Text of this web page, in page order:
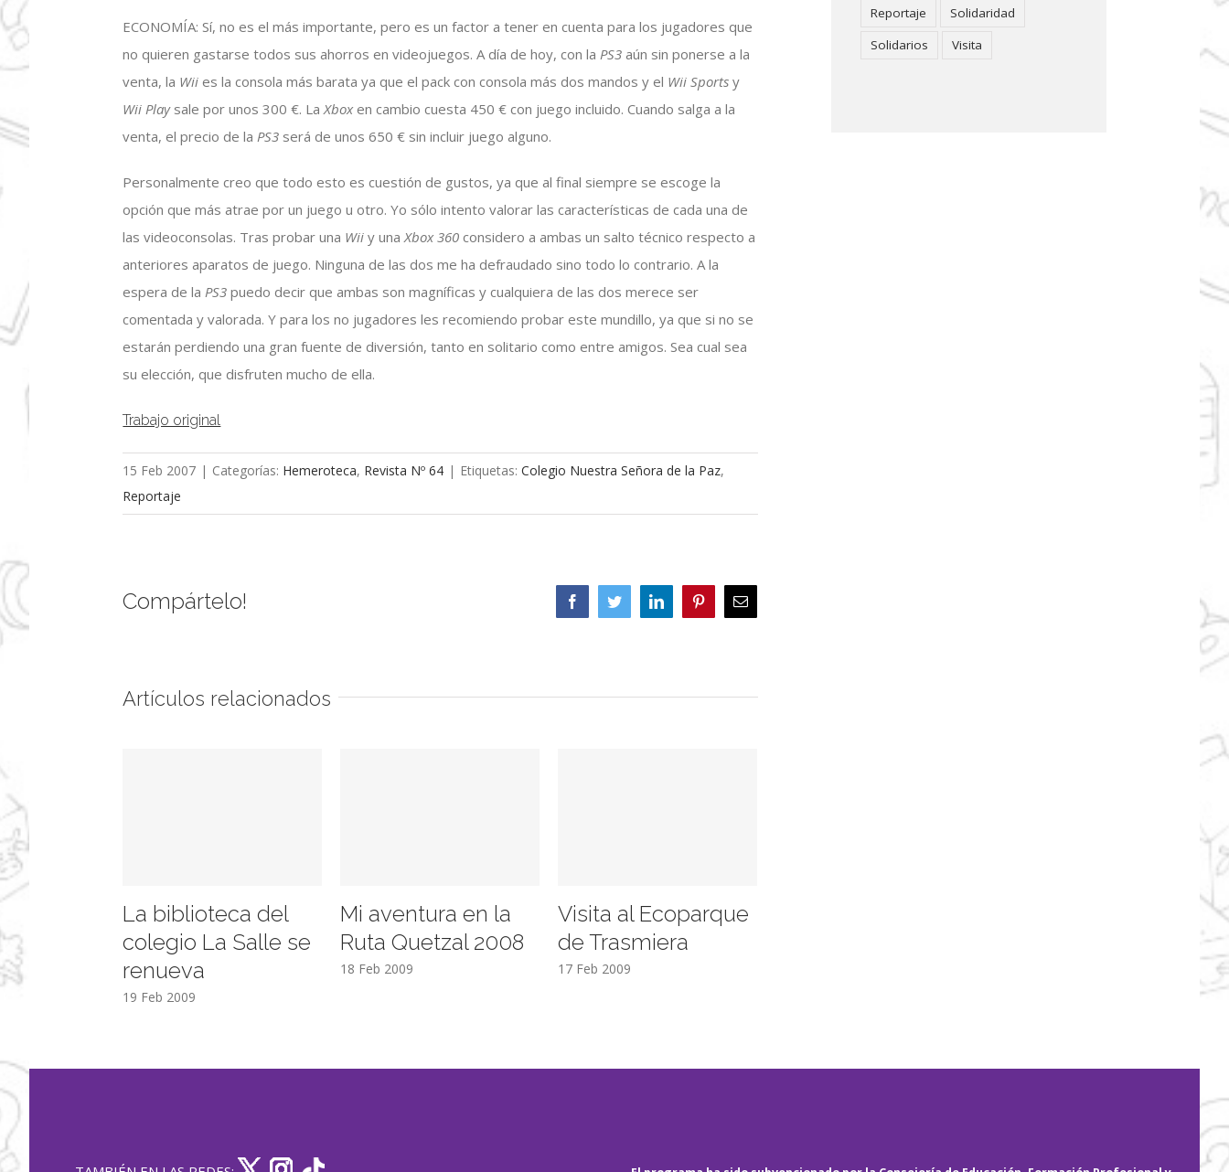
ECONOMÍA: Sí, no es el más importante, pero es un factor a tener en cuenta para los jugadores que
no quieren gastarse todos sus ahorros en videojuegos. A día de hoy, con laPS3 aún sin ponerse a la
venta, la Wii es la consola más barata ya que el pack con consola más dos mandos y el Wii Sports y
Wii Playsale por unos 300 €. LaXboxen cambio cuesta 450 € con juego incluido. Cuando salga a la
venta, el precio de laPS3 será de unos 650 € sin incluir juego alguno.
Personalmente creo que todo esto es cuestión de gustos, ya que al final siempre se escoge la
opción que más atrae por un juego u otro. Yo sólo intento valorar las características de cada una de
las videoconsolas. Tras probar una Wii y unaXbox 360 considero a ambas un salto técnico respecto a
anteriores aparatos de juego. Ninguna de las dos me ha defraudado sino todo lo contrario. A la
espera de laPS3 puedo decir que ambas son magníficas y cualquiera de las dos merece ser
comentada y valorada. Y para los no jugadores les recomiendo probar este mundillo, ya que si no se
estarán perdiendo una gran fuente de diversión, tanto en solitario como entre amigos. Sea cual sea
su elección, que disfruten mucho de ella.
Trabajo original
15 Feb 2007 | Categorías: Hemeroteca, Revista Nº 64 | Etiquetas:Colegio Nuestra Señora de la Paz,
Reportaje
Compártelo! FacebookTwitterLinkedIn PinterestCorreo
electrónico
Artículos relacionados
La biblioteca del
colegio La Salle se
renueva
19 Feb 2009
Mi aventura en la
Ruta Quetzal 2008
18 Feb 2009
Visita al Ecoparque
de Trasmiera
17 Feb 2009
Reportaje
Solidaridad
Solidarios
Visita